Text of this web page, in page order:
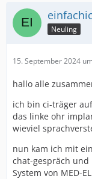
Neuling
15. September 2024
hallo alle
ich bin ci-träger
das linke ohr
wieviel
nun kam ich mit
chat-gespräch und
System von MED-